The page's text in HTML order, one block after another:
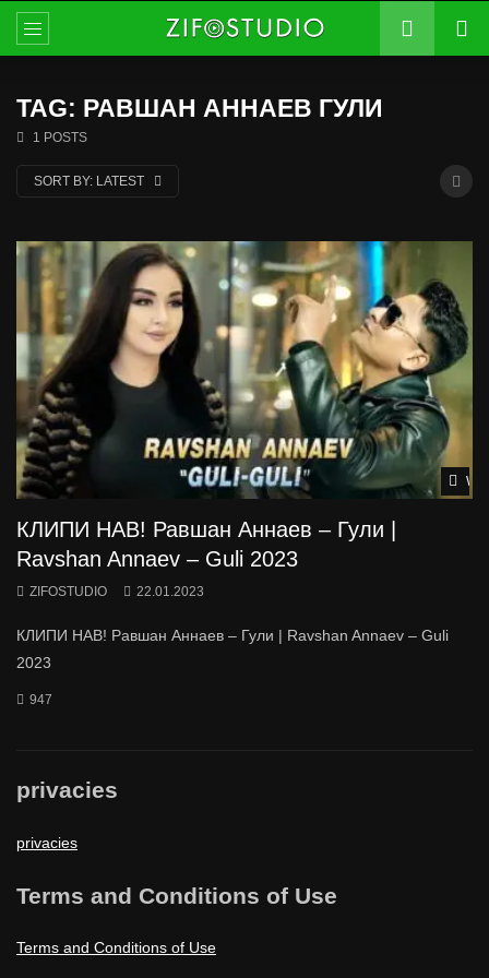
TAG: РАВШАН АННАЕВ ГУЛИ
1 POSTS
SORT BY: LATEST
КЛИПИ НАВ! Равшан Аннаев – Гули |
Ravshan Annaev – Guli 2023
ZIFOSTUDIO 22.01.2023
КЛИПИ НАВ! Равшан Аннаев – Гули | Ravshan Annaev – Guli
2023
947
privacies
privacies
Terms and Conditions of Use
Terms and Conditions of Use